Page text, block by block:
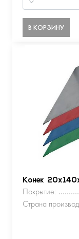
В КОРЗИНУ
Конек
Покрытие:
Страна